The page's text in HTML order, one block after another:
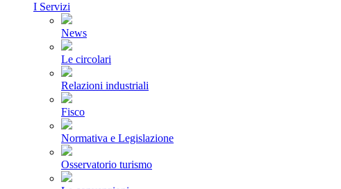
I Servizi
News
Le circolari
Relazioni industriali
Fisco
Normativa e Legislazione
Osservatorio turismo